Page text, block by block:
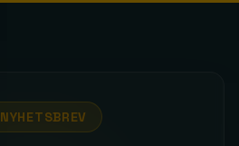
NYHETSBREV